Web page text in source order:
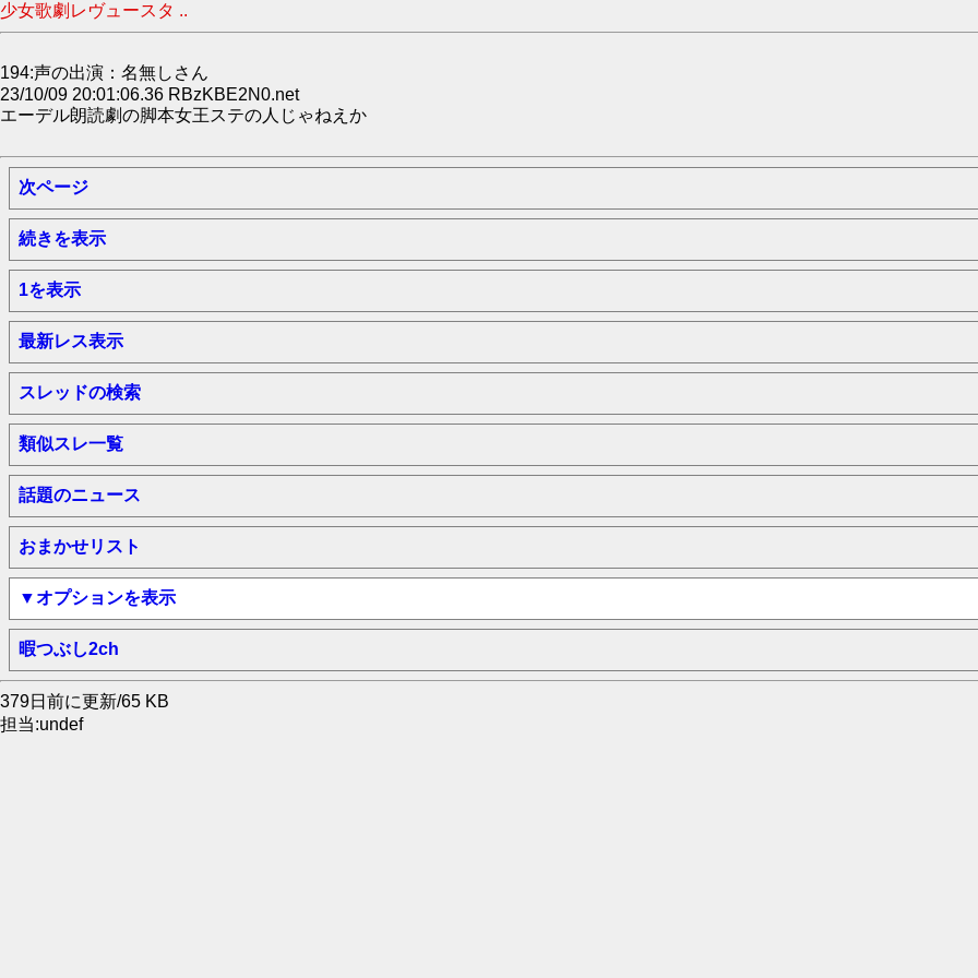
少女歌劇レヴュースタ ..
194:声の出演：名無しさん
23/10/09 20:01:06.36 RBzKBE2N0.net
エーデル朗読劇の脚本女王ステの人じゃねえか
次ページ
続きを表示
1を表示
最新レス表示
スレッドの検索
類似スレ一覧
話題のニュース
おまかせリスト
▼オプションを表示
暇つぶし2ch
379日前に更新/65 KB
担当:undef